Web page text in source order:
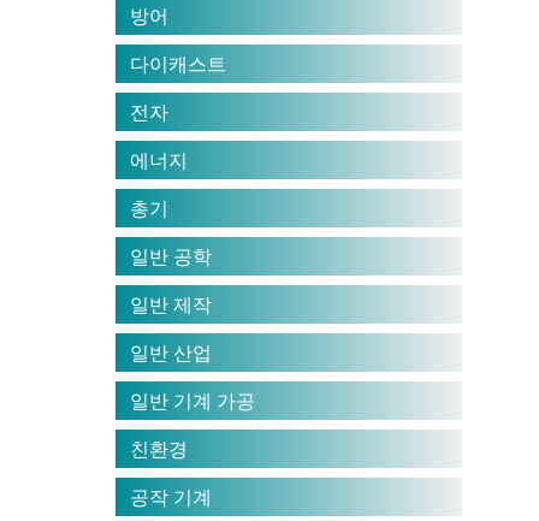
방어
다이캐스트
전자
에너지
총기
일반 공학
일반 제작
일반 산업
일반 기계 가공
친환경
공작 기계